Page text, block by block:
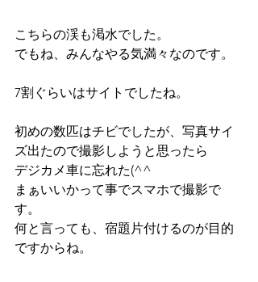
こちらの渓も渇水でした。
でもね、みんなやる気満々なのです。
7割ぐらいはサイトでしたね。
初めの数匹はチビでしたが、写真サイ
ズ出たので撮影しようと思ったら
デジカメ車に忘れた(^^ゞ
まぁいいかって事でスマホで撮影で
す。
何と言っても、宿題片付けるのが目的
ですからね。